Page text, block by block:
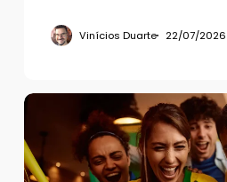
Vinícios Duarte 22/07/2026
A
psicologia
do
apostador: